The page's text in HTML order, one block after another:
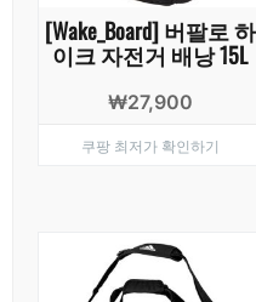
[Wake_Board] 버팔로 하
이크 자전거 배낭 15L
₩27,900
쿠팡 최저가 확인하기